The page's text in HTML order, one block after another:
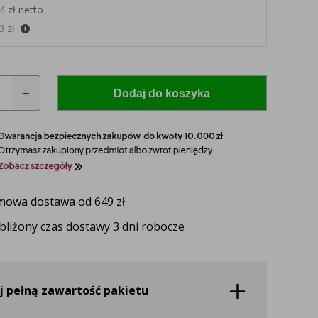
idealnie dopasowane lampy, zapewniające
oświetlenia.
zł netto
zł
Dodaj do koszyka
dostawa od 649 zł
czas dostawy 3 dni robocze
pełną zawartość pakietu